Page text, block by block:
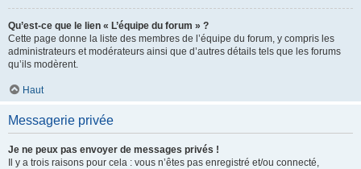
Qu’est-ce que le lien « L’équipe du forum » ?
Cette page donne la liste des membres de l’équipe du forum, y compris les
administrateurs et modérateurs ainsi que d’autres détails tels que les forums
qu’ils modèrent.
Haut
Messagerie privée
Je ne peux pas envoyer de messages privés !
Il y a trois raisons pour cela : vous n’êtes pas enregistré et/ou connecté,